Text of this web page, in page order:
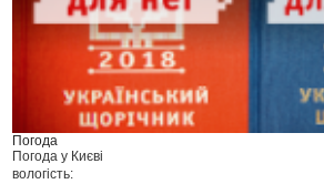
Погода
Погода у Києві
вологість: